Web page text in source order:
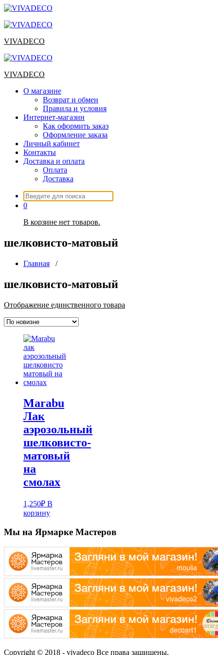
Перейти
содержимому
VIVADECO
VIVADECO
О магазине
Возврат и обмен
Правила и условия
Интернет-магазин
Как оформить заказ
Оформление заказа
Личный кабинет
Контакты
Доставка и оплата
Оплата
Доставка
Искать:
0
В корзине нет товаров.
шелковисто-матовый
Главная /
шелковисто-матовый
Отображение единственного товара
Marabu
Лак
аэрозольный
шелковисто-
матовый
на
смолах
1,250₽ В
корзину
Мы на Ярмарке Мастеров
Copyright © 2018 - vivadeco Все права защищены.